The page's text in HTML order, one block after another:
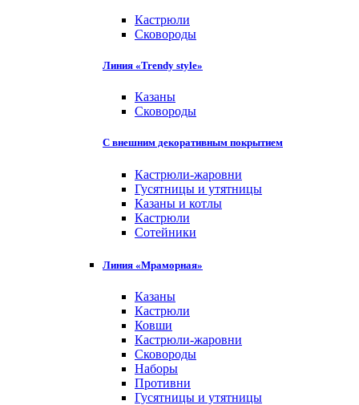
Кастрюли
Сковороды
Линия «Trendy style»
Казаны
Сковороды
С внешним декоративным покрытием
Кастрюли-жаровни
Гусятницы и утятницы
Казаны и котлы
Кастрюли
Сотейники
Линия «Мраморная»
Казаны
Кастрюли
Ковши
Кастрюли-жаровни
Сковороды
Наборы
Противни
Гусятницы и утятницы